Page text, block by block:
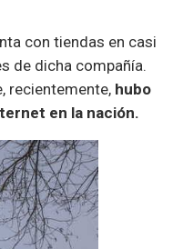
con tiendas en casi
de dicha compañía.
recientemente, hubo
en la nación.